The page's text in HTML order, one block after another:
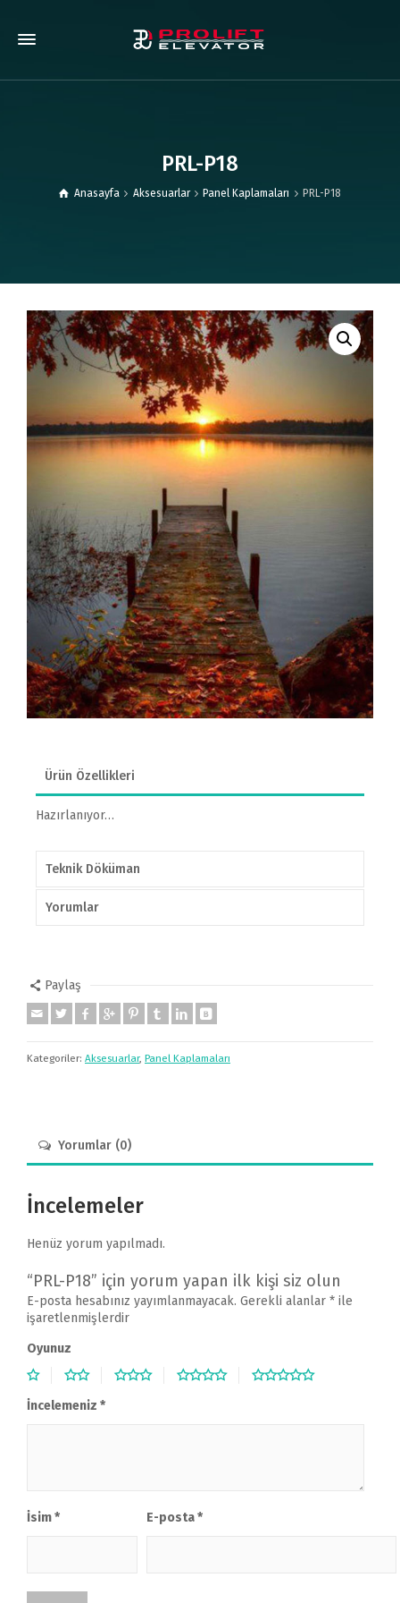
PRL-P18
Anasayfa Aksesuarlar Panel Kaplamaları PRL-P18
Ürün Özellikleri
Hazırlanıyor…
Teknik Döküman
Yorumlar
Paylaş
Kategoriler: Aksesuarlar, Panel Kaplamaları
Yorumlar (0)
İncelemeler
Henüz yorum yapılmadı.
“PRL-P18” için yorum yapan ilk kişi siz olun
E-posta hesabınız yayımlanmayacak. Gerekli alanlar * ile
işaretlenmişlerdir
Oyunuz
İncelemeniz *
İsim* E-posta*